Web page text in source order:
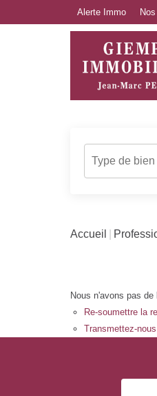
Alerte Immo
Accueil
Nous n'avons pas
Re-soumettre la
Transmettez-